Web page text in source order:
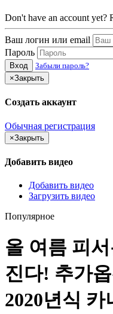
Don't have an account yet?
Ваш логин или email
Пароль
Вход
Забыли пароль?
×Закрыть
Создать аккаунт
Обычная регистрация
×Закрыть
Добавить видео
Добавить видео
Загрузить видео
Популярное
올 여름 피
진다! 추가
2020년식 카